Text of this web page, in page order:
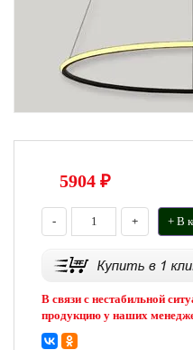
5904 ₽
- + + В
В связи с нестабильной
продукцию у наших